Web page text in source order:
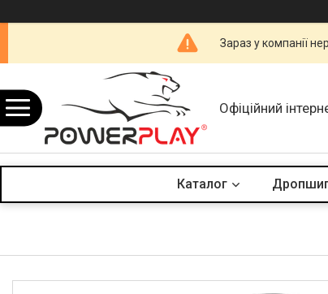
Зараз у компанії
Офіційний
Каталог